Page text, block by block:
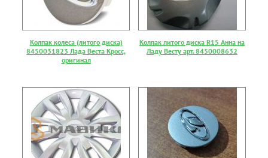
Колпак колеса (литого диска)
8450031823 Лада Веста Кросс,
оригинал
Колпак литого диска R15 Анна на
Ладу Весту арт. 8450008632